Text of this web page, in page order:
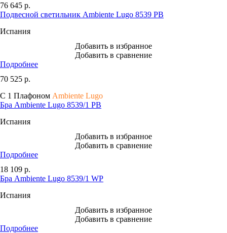
76 645 р.
Подвесной светильник Ambiente Lugo 8539 PB
Испания
Добавить в избранное
Добавить в сравнение
Подробнее
70 525 р.
С 1 Плафоном Ambiente Lugo
Бра Ambiente Lugo 8539/1 PB
Испания
Добавить в избранное
Добавить в сравнение
Подробнее
18 109 р.
Бра Ambiente Lugo 8539/1 WP
Испания
Добавить в избранное
Добавить в сравнение
Подробнее